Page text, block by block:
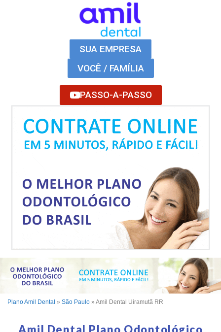
SUA EMPRESA
VOCÊ / FAMÍLIA
PASSO-A-PASSO
Plano Amil Dental » São Paulo » Amil Dental Uiramutã RR